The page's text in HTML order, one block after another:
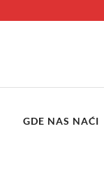
GDE NAS NAĆI